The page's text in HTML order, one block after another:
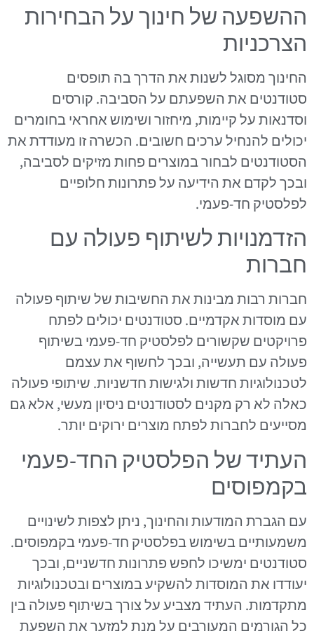
ההשפעה של חינוך על הבחירות
הצרכניות
החינוך מסוגל לשנות את הדרך בה תופסים
סטודנטים את השפעתם על הסביבה. קורסים
וסדנאות על קיימות, מיחזור ושימוש אחראי בחומרים
יכולים להנחיל ערכים חשובים. הכשרה זו מעודדת את
הסטודנטים לבחור במוצרים פחות מזיקים לסביבה,
ובכך לקדם את הידיעה על פתרונות חלופיים
לפלסטיק חד-פעמי.
הזדמנויות לשיתוף פעולה עם
חברות
חברות רבות מבינות את החשיבות של שיתוף פעולה
עם מוסדות אקדמיים. סטודנטים יכולים לפתח
פרויקטים שקשורים לפלסטיק חד-פעמי בשיתוף
פעולה עם תעשייה, ובכך לחשוף את עצמם
לטכנולוגיות חדשות ולגישות חדשניות. שיתופי פעולה
כאלה לא רק מקנים לסטודנטים ניסיון מעשי, אלא גם
מסייעים לחברות לפתח מוצרים ירוקים יותר.
העתיד של הפלסטיק החד-פעמי
בקמפוסים
עם הגברת המודעות והחינוך, ניתן לצפות לשינויים
משמעותיים בשימוש בפלסטיק חד-פעמי בקמפוסים.
סטודנטים ימשיכו לחפש פתרונות חדשניים, ובכך
יעודדו את המוסדות להשקיע במוצרים ובטכנולוגיות
מתקדמות. העתיד מצביע על צורך בשיתוף פעולה בין
כל הגורמים המעורבים על מנת למזער את השפעת